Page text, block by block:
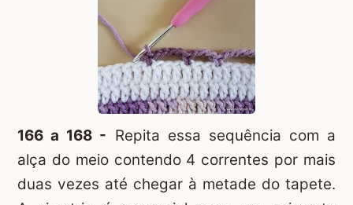
166 a 168 - Repita essa sequência com a
alça do meio contendo 4 correntes por mais
duas vezes até chegar à metade do tapete.